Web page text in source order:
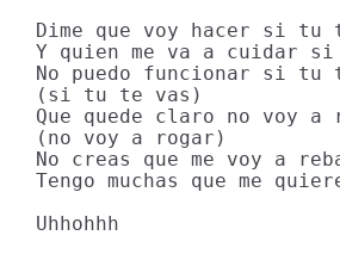
Dime que voy hacer si tu
Y quien me va a cuidar
No puedo funcionar si tu
(si tu te vas)
Que quede claro no voy a
(no voy a rogar)
No creas que me voy a
Tengo muchas que me
Uhhohhh